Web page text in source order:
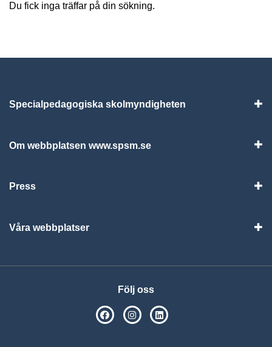
Du fick inga träffar på din sökning.
Specialpedagogiska skolmyndigheten
Om webbplatsen www.spsm.se
Press
Våra webbplatser
Följ oss
SPSM på Facebook
SPSM på Instagram